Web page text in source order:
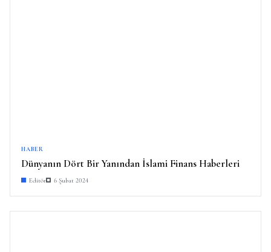
HABER
Dünyanın Dört Bir Yanından İslami Finans Haberleri
Editör 6 Şubat 2024